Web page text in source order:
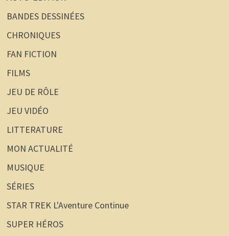
BANDES DESSINÉES
CHRONIQUES
FAN FICTION
FILMS
JEU DE RÔLE
JEU VIDÉO
LITTERATURE
MON ACTUALITÉ
MUSIQUE
SÉRIES
STAR TREK L'Aventure Continue
SUPER HÉROS